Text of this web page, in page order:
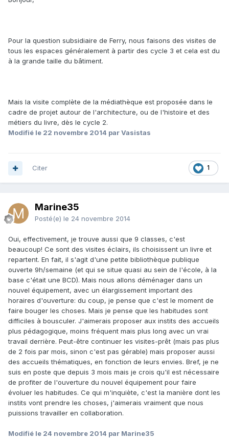
Pour la question subsidiaire de Ferry, nous faisons des visites de
tous les espaces généralement à partir des cycle 3 et cela est du
à la grande taille du bâtiment.
Mais la visite complète de la médiathèque est proposée dans le
cadre de projet autour de l'architecture, ou de l'histoire et des
métiers du livre, dès le cycle 2.
Modifié le 22 novembre 2014 par Vasistas
1
Citer
Marine35
Posté(e) le 24 novembre 2014
Oui, effectivement, je trouve aussi que 9 classes, c'est
beaucoup! Ce sont des visites éclairs, ils choisissent un livre et
repartent. En fait, il s'agit d'une petite bibliothèque publique
ouverte 9h/semaine (et qui se situe quasi au sein de l'école, à la
base c'était une BCD). Mais nous allons déménager dans un
nouvel équipement, avec un élargissement important des
horaires d'ouverture: du coup, je pense que c'est le moment de
faire bouger les choses. Mais je pense que les habitudes sont
difficiles à bousculer. J'aimerais proposer aux instits des accueils
plus pédagogique, moins fréquent mais plus long avec un vrai
travail derrière. Peut-être continuer les visites-prêt (mais pas plus
de 2 fois par mois, sinon c'est pas gérable) mais proposer aussi
des accueils thématiques, en fonction de leurs envies. Bref, je ne
suis en poste que depuis 3 mois mais je crois qu'il est nécessaire
de profiter de l'ouverture du nouvel équipement pour faire
évoluer les habitudes. Ce qui m'inquiète, c'est la manière dont les
instits vont prendre les choses, j'aimerais vraiment que nous
puissions travailler en collaboration.
Modifié le 24 novembre 2014 par Marine35